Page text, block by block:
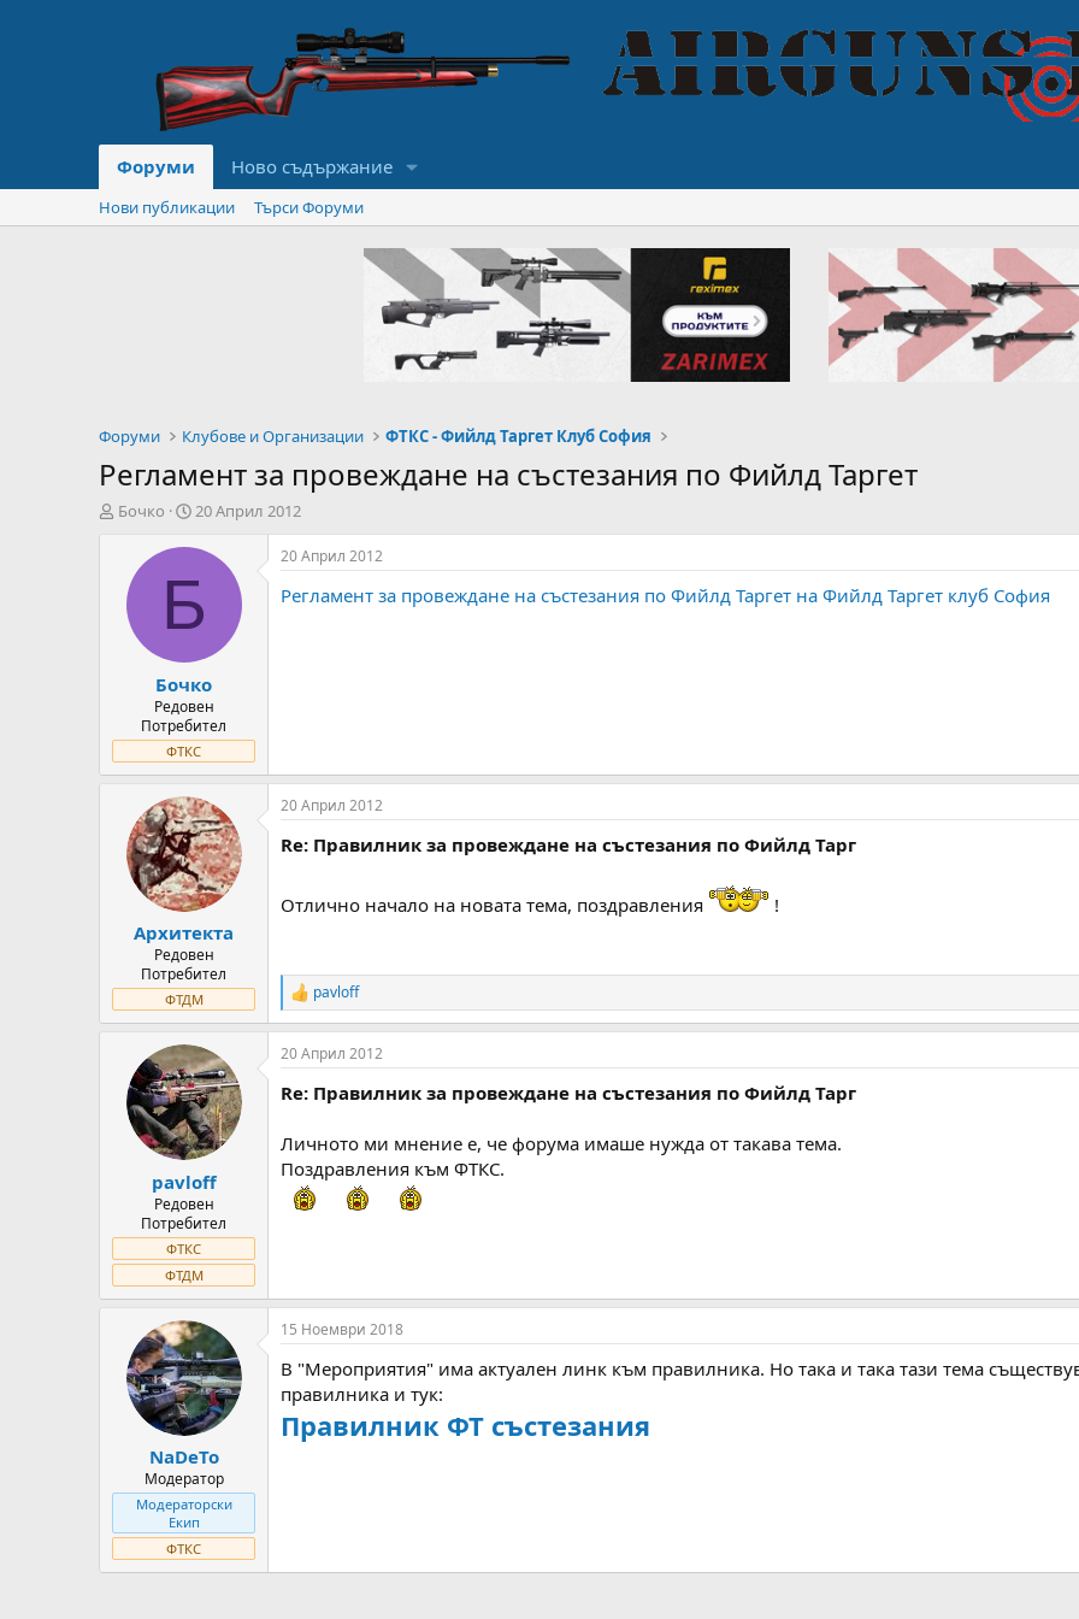
Форуми Ново съдържание
Нови публикации Търси Форуми
Форуми Клубове и Организации ФТКС - Фийлд Таргет Клуб София
Регламент за провеждане на състезания по Фийлд Таргет
А
т
а
Бочко
Н
ч
н
Д
а
т
а
20 Април 2012
Б
Бочко
Редовен
Потребител
ФТКС
20 Април 2012
Регламент за провеждане на състезания по Фийлд Таргет на Фийлд Таргет клуб София
Архитекта
Редовен
Потребител
ФТДМ
20 Април 2012
Re: Правилник за провеждане на състезания по Фийлд Тарг
Отлично начало на новата тема, поздравления !
R
e
a
c
i
n
s
:
pavloff
pavloff
Редовен
Потребител
ФТКС
ФТДМ
20 Април 2012
Re: Правилник за провеждане на състезания по Фийлд Тарг
Личното ми мнение е, че форума имаше нужда от такава тема.
Поздравления към ФТКС.
NaDeTo
Модератор
Модераторски
Екип
ФТКС
15 Ноември 2018
В "Мероприятия" има актуален линк към правилника. Но така и така тази тема
правилника и тук:
Правилник ФТ състезания